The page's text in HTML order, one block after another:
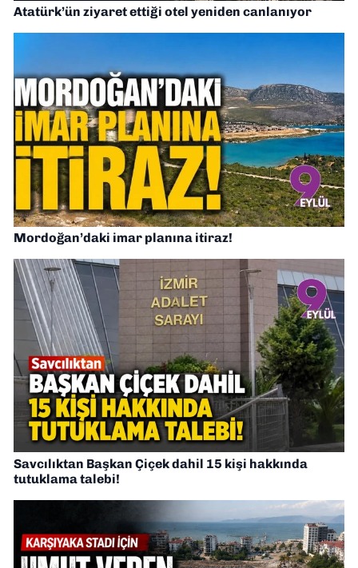
Atatürk’ün ziyaret ettiği otel yeniden canlanıyor
Mordoğan’daki imar planına itiraz!
Savcılıktan Başkan Çiçek dahil 15 kişi hakkında
tutuklama talebi!